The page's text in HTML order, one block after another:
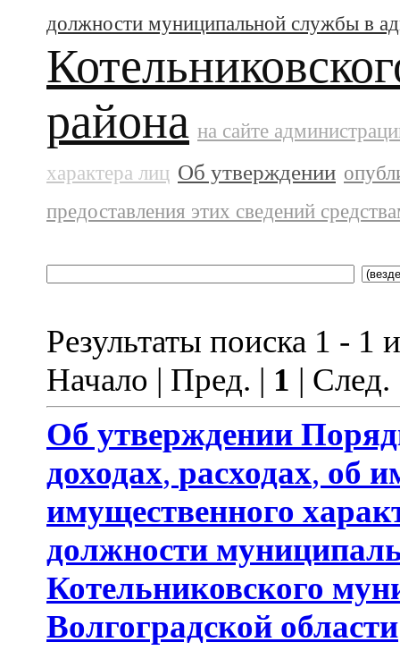
должности муниципальной службы в
района на сайте
характера лиц Об утверждении
предоставления этих сведений
Результаты поиска 1 - 1
Начало | Пред. | 1 |
Об утверждении
доходах, расходах, об
имущественного
должности
Котельниковского
Волгоградской области